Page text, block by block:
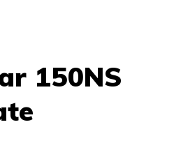
150NS